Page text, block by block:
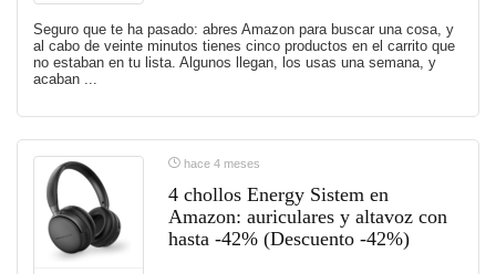
Seguro que te ha pasado: abres Amazon para buscar una cosa, y
al cabo de veinte minutos tienes cinco productos en el carrito que
no estaban en tu lista. Algunos llegan, los usas una semana, y
acaban ...
hace 4 meses
4 chollos Energy Sistem en
Amazon: auriculares y altavoz con
hasta -42% (Descuento -42%)